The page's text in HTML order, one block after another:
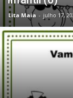
Lita Maia - julho 17,